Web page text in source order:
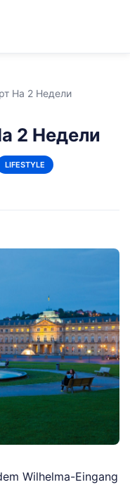
На 2 Недели
2 Недели
LIFESTYLE
Wilhelma-Eingang